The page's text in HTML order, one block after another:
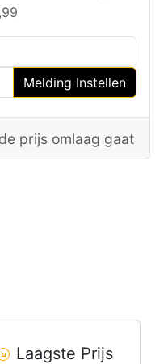
Melding Instellen
prijs omlaag gaat
Laagste Prijs